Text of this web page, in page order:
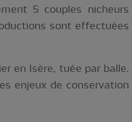
5 couples nicheurs
sont effectuées
en Isère, tuée par balle.
enjeux de conservation